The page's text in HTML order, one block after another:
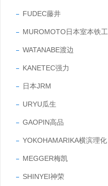
FUDEC藤井
MUROMOTO日本室本铁工
WATANABE渡边
KANETEC强力
日本JRM
URYU瓜生
GAOPIN高品
YOKOHAMARIKA横滨理化
MEGGER梅凯
SHINYEI神荣